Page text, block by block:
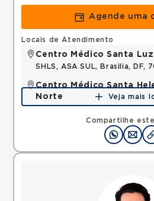
Agende uma
Compartilhe
Locais de Atendimento
Centro Médico Santa
SHLS, ASA SUL, Brasilia, DF,
Centro Médico Santa
Norte
SHLN, ASA NORTE, Brasilia,
Veja mais